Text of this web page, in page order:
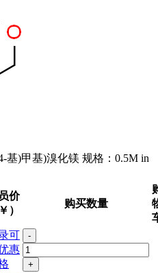
基)甲基)溴化镁 规格：0.5M in
价
）
购买数量
可
惠
-
+